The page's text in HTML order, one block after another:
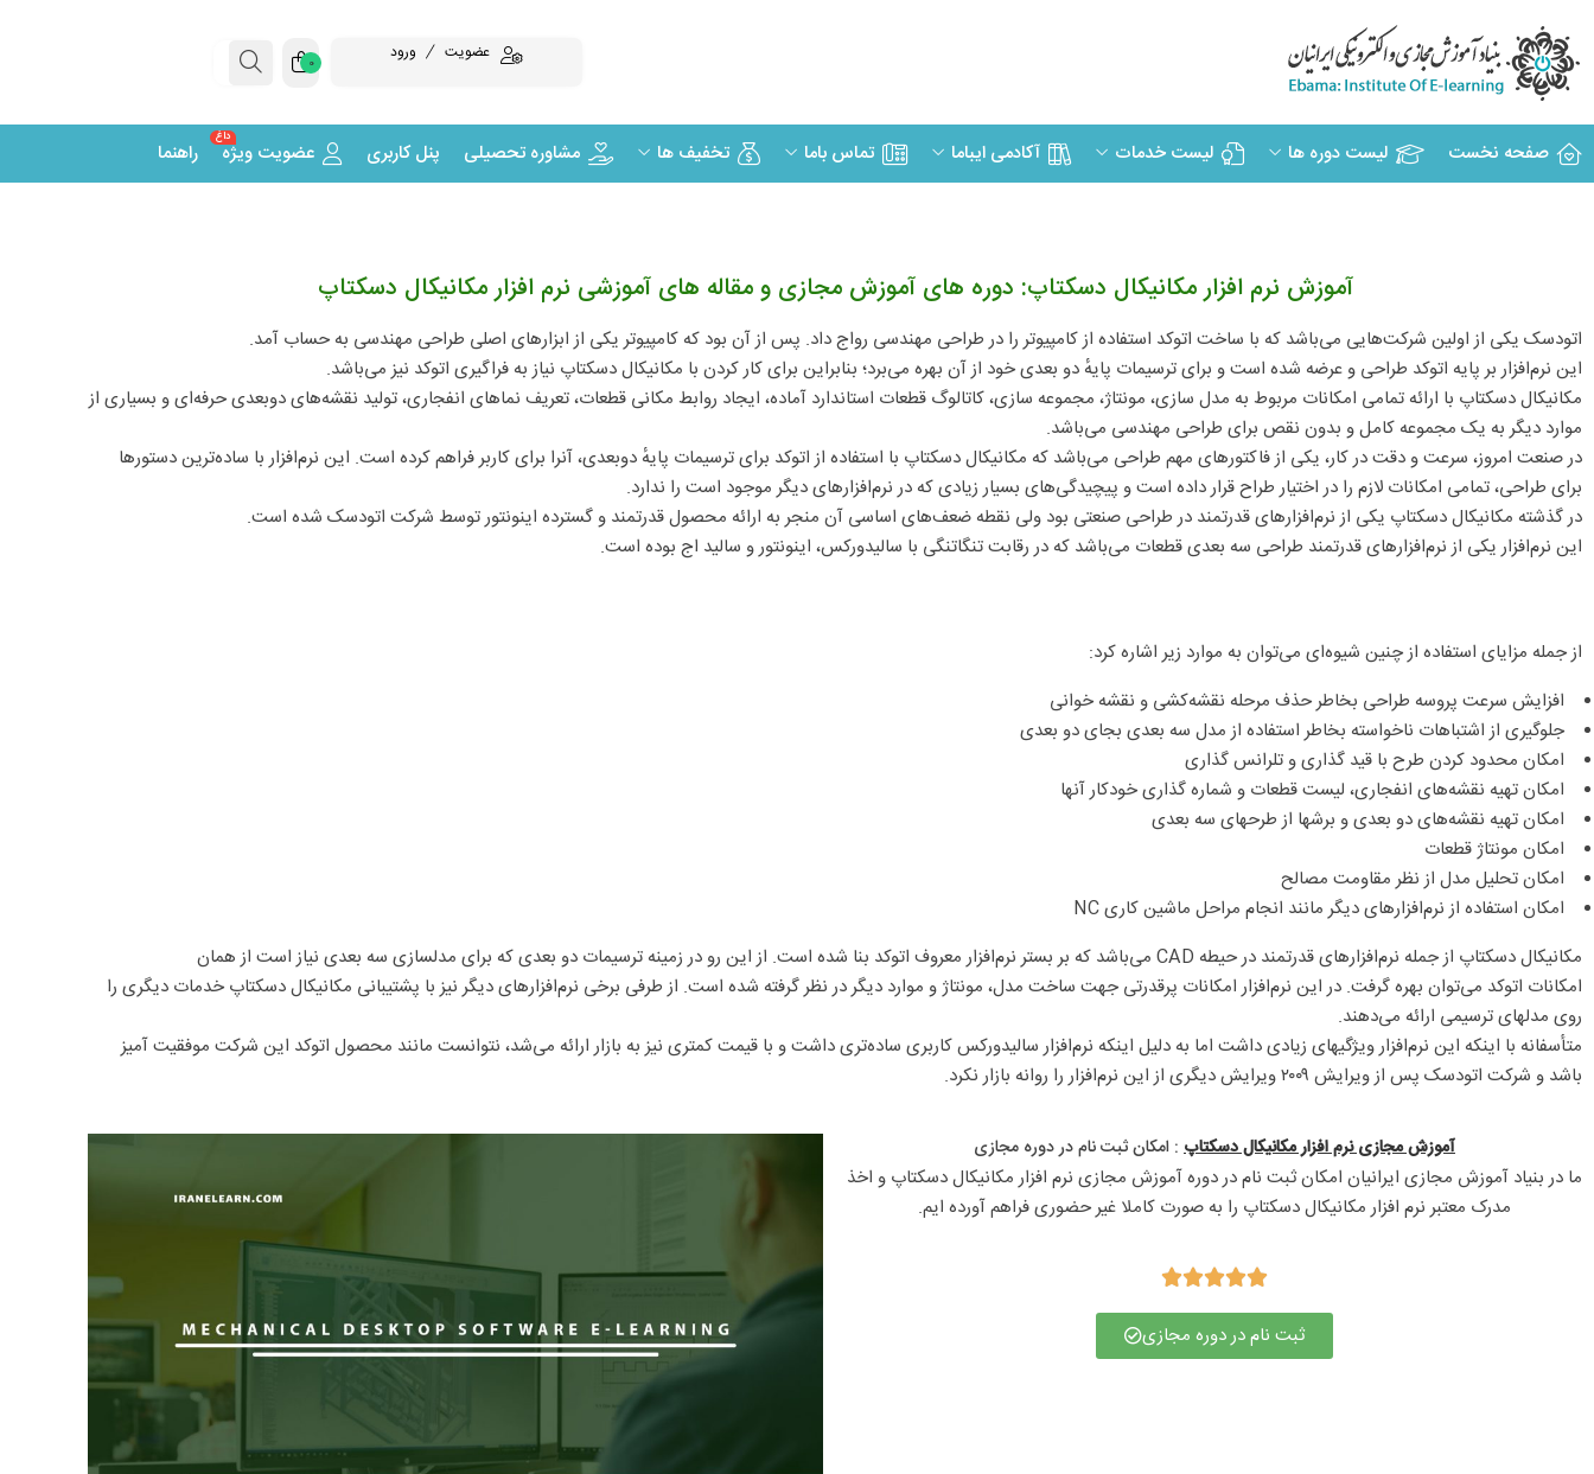
عضویت ورود 0
صفحه نخست لیست دوره ها لیست خدمات آکادمی ایباما تماس باما تخفیف ها مشاوره تحصیلی پنل کاربری عضویت ویژه
داغ
راهنما
آموزش نرم افزار مکانیکال دسکتاپ: دوره های آموزش مجازی و مقاله های آموزشی نرم افزار مکانیکال دسکتاپ
اتودسک یکی از اولین شرکت‌هایی می‌باشد که با ساخت اتوکد استفاده از کامپیوتر را در طراحی مهندسی رواج داد. پس از آن بود که کامپیوتر یکی از ابزارهای اصلی طراحی مهندسی به حساب آمد.
این نرم‌افزار بر پایه اتوکد طراحی و عرضه شده است و برای ترسیمات پایهٔ دو بعدی خود از آن بهره می‌برد؛ بنابراین برای کار کردن با مکانیکال دسکتاپ نیاز به فراگیری اتوکد نیز می‌باشد.
مکانیکال دسکتاپ با ارائه تمامی امکانات مربوط به مدل سازی، مونتاژ، مجموعه سازی، کاتالوگ قطعات استاندارد آماده، ایجاد روابط مکانی قطعات، تعریف نماهای انفجاری، تولید نقشه‌های دوبعدی حرفه‌ای و بسیاری از
موارد دیگر به یک مجموعه کامل و بدون نقص برای طراحی مهندسی می‌باشد.
در صنعت امروز، سرعت و دقت در کار، یکی از فاکتورهای مهم طراحی می‌باشد که مکانیکال دسکتاپ با استفاده از اتوکد برای ترسیمات پایهٔ دوبعدی، آنرا برای کاربر فراهم کرده است. این نرم‌افزار با ساده‌ترین دستورها
برای طراحی، تمامی امکانات لازم را در اختیار طراح قرار داده است و پیچیدگی‌های بسیار زیادی که در نرم‌افزارهای دیگر موجود است را ندارد.
در گذشته مکانیکال دسکتاپ یکی از نرم‌افزارهای قدرتمند در طراحی صنعتی بود ولی نقطه ضعف‌های اساسی آن منجر به ارائه محصول قدرتمند و گسترده اینونتور توسط شرکت اتودسک شده است.
این نرم‌افزار یکی از نرم‌افزارهای قدرتمند طراحی سه بعدی قطعات می‌باشد که در رقابت تنگاتنگی با سالیدورکس، اینونتور و سالید اج بوده است.
از جمله مزایای استفاده از چنین شیوه‌ای می‌توان به موارد زیر اشاره کرد:
افزایش سرعت پروسه طراحی بخاطر حذف مرحله نقشه‌کشی و نقشه خوانی
جلوگیری از اشتباهات ناخواسته بخاطر استفاده از مدل سه بعدی بجای دو بعدی
امکان محدود کردن طرح با قید گذاری و تلرانس گذاری
امکان تهیه نقشه‌های انفجاری، لیست قطعات و شماره گذاری خودکار آنها
امکان تهیه نقشه‌های دو بعدی و برشها از طرحهای سه بعدی
امکان مونتاژ قطعات
امکان تحلیل مدل از نظر مقاومت مصالح
امکان استفاده از نرم‌افزارهای دیگر مانند انجام مراحل ماشین کاری NC
مکانیکال دسکتاپ از جمله نرم‌افزارهای قدرتمند در حیطه CAD می‌باشد که بر بستر نرم‌افزار معروف اتوکد بنا شده است. از این رو در زمینه ترسیمات دو بعدی که برای مدلسازی سه بعدی نیاز است از همان
امکانات اتوکد می‌توان بهره گرفت. در این نرم‌افزار امکانات پرقدرتی جهت ساخت مدل، مونتاژ و موارد دیگر در نظر گرفته شده است. از طرفی برخی نرم‌افزارهای دیگر نیز با پشتیبانی مکانیکال دسکتاپ خدمات دیگری را
روی مدلهای ترسیمی ارائه می‌دهند.
متأسفانه با اینکه این نرم‌افزار ویژگیهای زیادی داشت اما به دلیل اینکه نرم‌افزار سالیدورکس کاربری ساده‌تری داشت و با قیمت کمتری نیز به بازار ارائه می‌شد، نتوانست مانند محصول اتوکد این شرکت موفقیت آمیز
باشد و شرکت اتودسک پس از ویرایش ۲۰۰۹ ویرایش دیگری از این نرم‌افزار را روانه بازار نکرد.
آموزش مجازی نرم افزار مکانیکال دسکتاپ : امکان ثبت نام در دوره مجازی​
مدرک معتبر نرم افزار مکانیکال دسکتاپ را به صورت کاملا غیر حضوری فراهم آورده ایم.





ثبت نام در دوره مجازی